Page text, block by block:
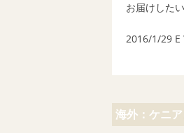
お届けした
2016/1/29
海外：ケニ